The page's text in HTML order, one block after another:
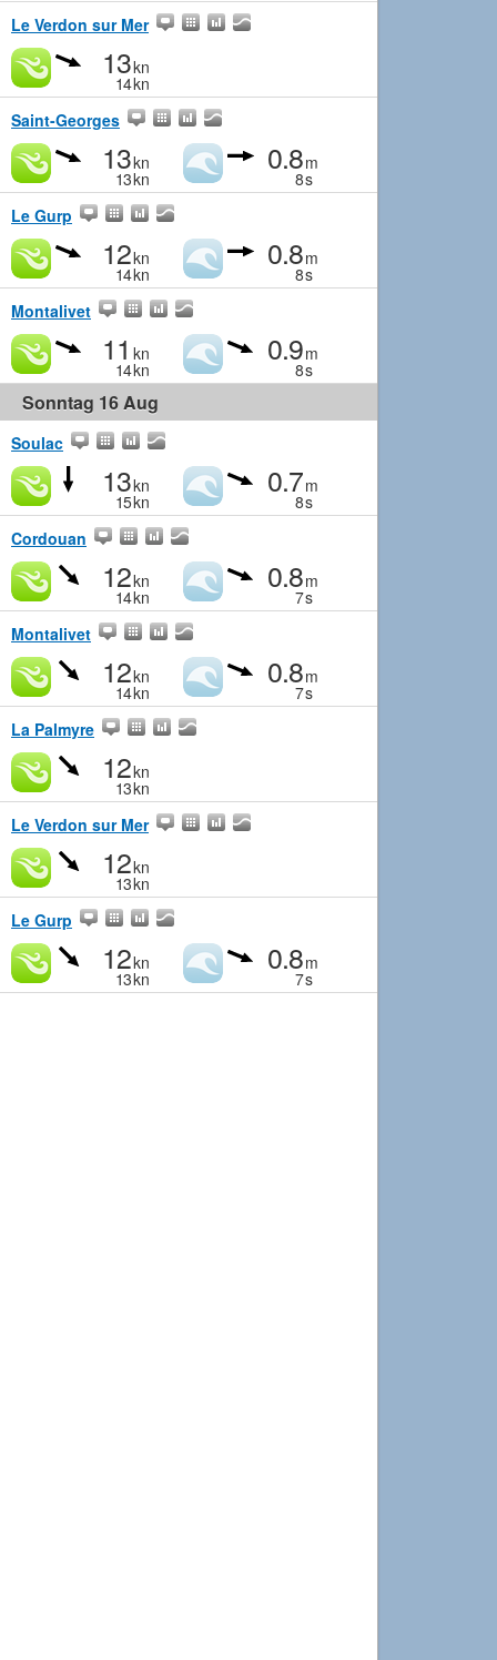
Le Verdon sur Mer
13kn
14kn
Saint-Georges
13kn
13kn
0.8m
8s
Le Gurp
12kn
14kn
0.8m
8s
Montalivet
11 kn
14kn
0.9m
8s
Sonntag 16 Aug
Soulac
13kn
15kn
0.7m
8s
Cordouan
12kn
14kn
0.8m
7s
Montalivet
12kn
14kn
0.8m
7s
La Palmyre
12kn
13kn
Le Verdon sur Mer
12kn
13kn
Le Gurp
12kn
13kn
0.8m
7s